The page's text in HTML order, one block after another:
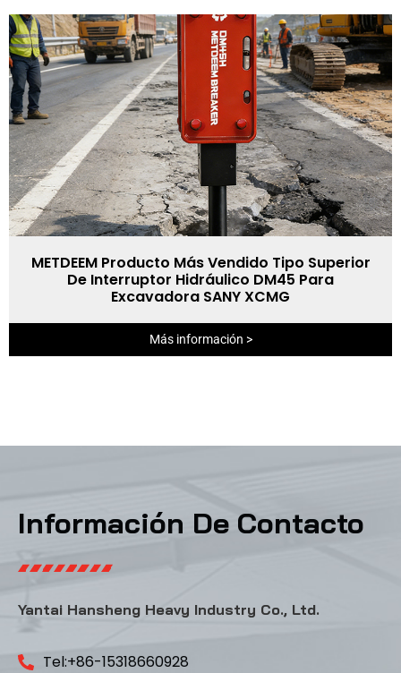
METDEEM Producto Más Vendido Tipo Superior
De Interruptor Hidráulico DM45 Para
Excavadora SANY XCMG
Más información >
Información De Contacto
Yantai Hansheng Heavy Industry Co., Ltd.
Tel:+86-15318660928